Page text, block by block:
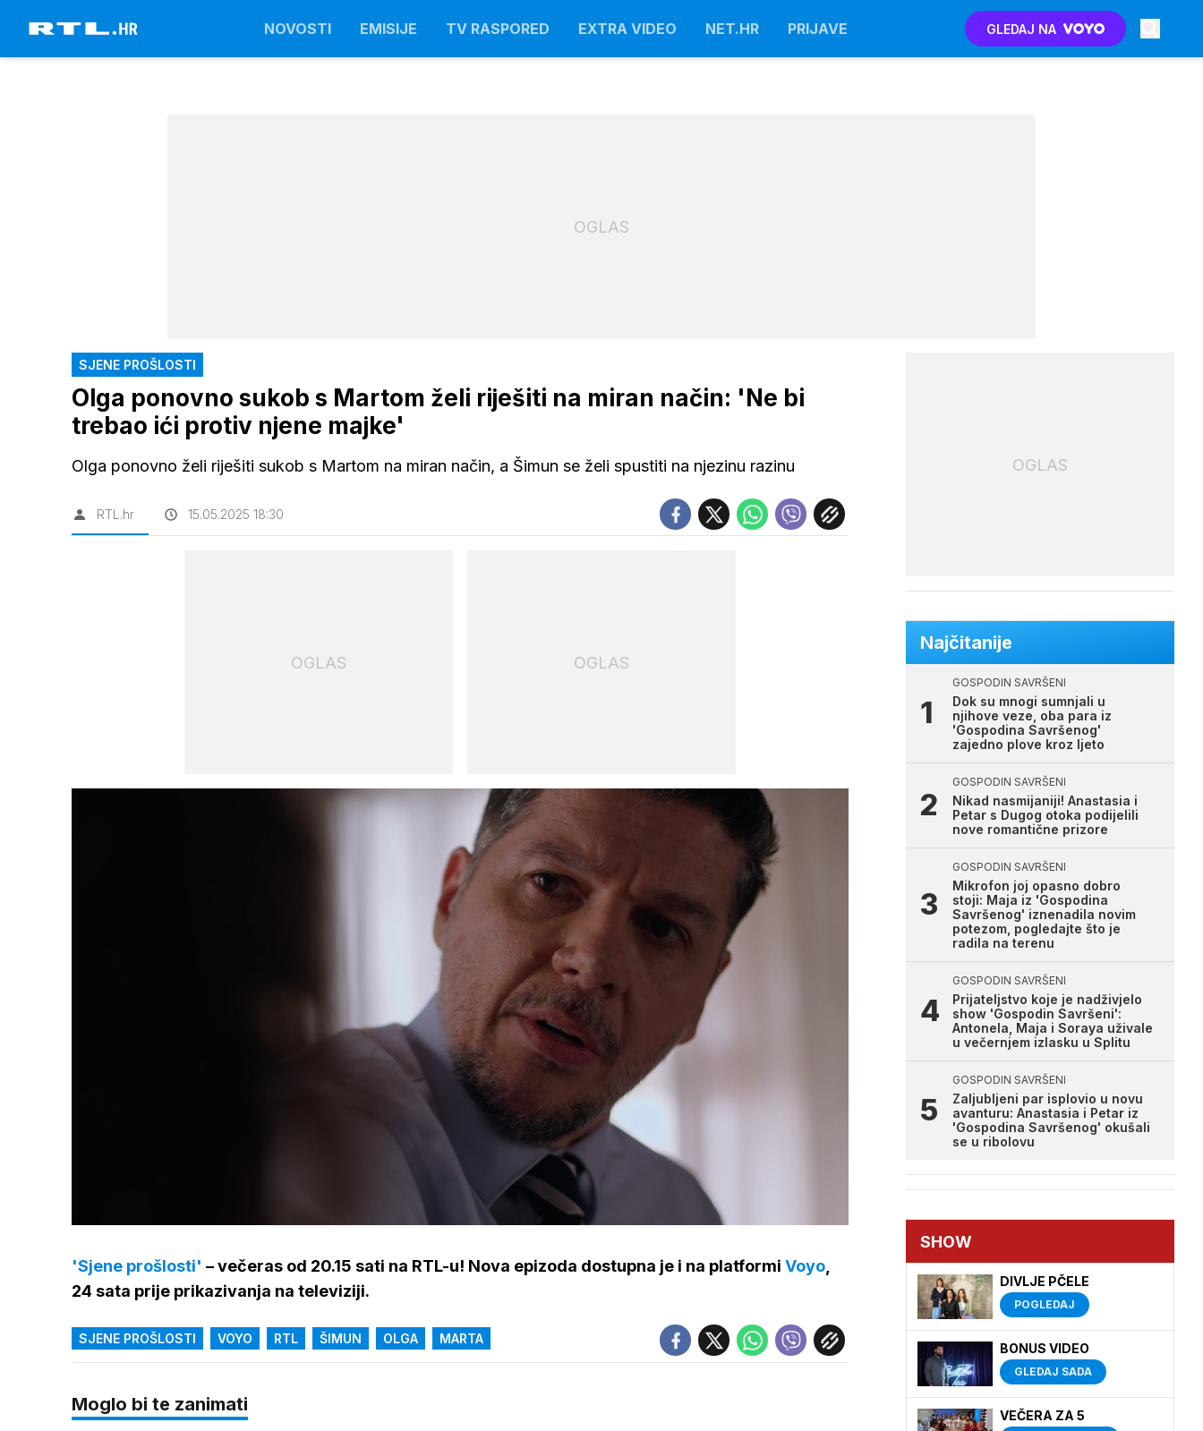
NOVOSTI EMISIJE TV RASPORED EXTRA VIDEO NET.HR PRIJAVE GLEDAJ NA
OGLAS
SJENE PROŠLOSTI
Olga ponovno sukob s Martom želi riješiti na miran način: 'Ne bi
trebao ići protiv njene majke'
Olga ponovno želi riješiti sukob s Martom na miran način, a Šimun se želi spustiti na njezinu razinu
RTL.hr 15.05.2025 18:30
OGLAS OGLAS
zvuk
Loaded
100.00%
'Sjene prošlosti' – večeras od 20.15 sati na RTL-u! Nova epizoda dostupna je i na platformi Voyo,
24 sata prije prikazivanja na televiziji.
SJENE PROŠLOSTI VOYO RTL ŠIMUN OLGA MARTA
Moglo bi te zanimati
OGLAS
Najčitanije
GOSPODIN SAVRŠENI
Dok su mnogi sumnjali u
njihove veze, oba para iz
'Gospodina Savršenog'
zajedno plove kroz ljeto
GOSPODIN SAVRŠENI
Nikad nasmijaniji! Anastasia i
Petar s Dugog otoka podijelili
nove romantične prizore
GOSPODIN SAVRŠENI
Mikrofon joj opasno dobro
stoji: Maja iz 'Gospodina
Savršenog' iznenadila novim
potezom, pogledajte što je
radila na terenu
GOSPODIN SAVRŠENI
Prijateljstvo koje je nadživjelo
show 'Gospodin Savršeni':
Antonela, Maja i Soraya uživale
u večernjem izlasku u Splitu
GOSPODIN SAVRŠENI
Zaljubljeni par isplovio u novu
avanturu: Anastasia i Petar iz
'Gospodina Savršenog' okušali
se u ribolovu
SHOW
DIVLJE PČELE
POGLEDAJ
BONUS VIDEO
GLEDAJ SADA
VEČERA ZA 5